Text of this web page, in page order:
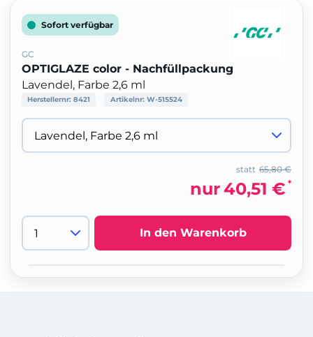
Sofort verfügbar
GC
OPTIGLAZE color - Nachfüllpackung
Lavendel, Farbe 2,6 ml
Herstellernr: 8421 Artikelnr: W-515524
65,80 €
statt
nur40,51 € *
In den Warenkorb